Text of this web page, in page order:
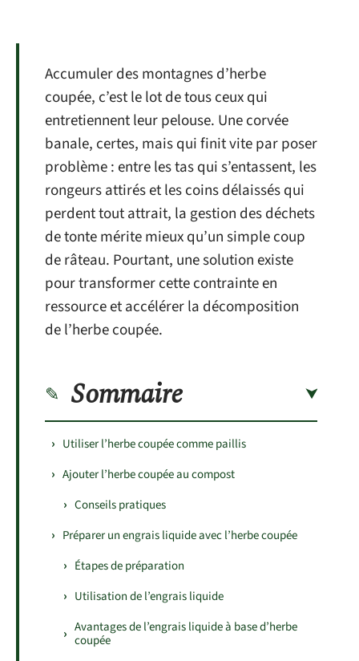
Accumuler des montagnes d’herbe
coupée, c’est le lot de tous ceux qui
entretiennent leur pelouse. Une corvée
banale, certes, mais qui finit vite par poser
problème : entre les tas qui s’entassent, les
rongeurs attirés et les coins délaissés qui
perdent tout attrait, la gestion des déchets
de tonte mérite mieux qu’un simple coup
de râteau. Pourtant, une solution existe
pour transformer cette contrainte en
ressource et accélérer la décomposition
de l’herbe coupée.
Sommaire
Utiliser l’herbe coupée comme paillis
Ajouter l’herbe coupée au compost
Conseils pratiques
Préparer un engrais liquide avec l’herbe coupée
Étapes de préparation
Utilisation de l’engrais liquide
Avantages de l’engrais liquide à base d’herbe
coupée